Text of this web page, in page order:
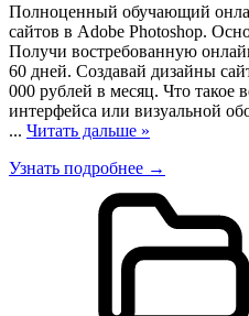
Полноценный обучающий
сайтов в Adobe Photoshop.
Получи востребованную
60 дней. Создавай дизайны
000 рублей в месяц. Что такое
интерфейса или визуальной
... Читать дальше »
Узнать подробнее →